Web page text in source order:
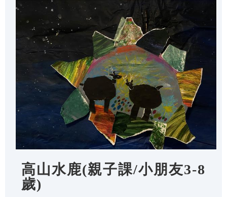
高山水鹿(親子課/小朋友3-8
歲)